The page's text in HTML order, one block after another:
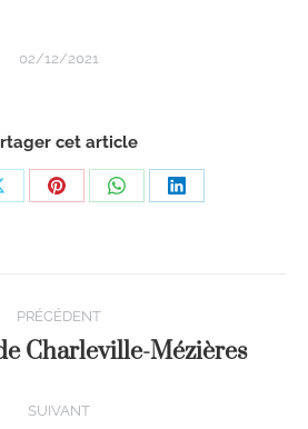
02/12/2021
cet article
PRÉCÉDENT
Charleville-Mézières
SUIVANT